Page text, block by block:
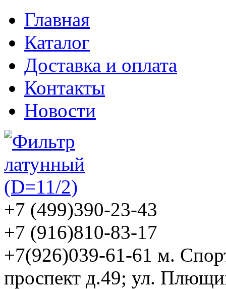
Главная
Каталог
Доставка и оплата
Контакты
Новости
+7 (499)390-23-43
+7 (916)810-83-17
+7(926)039-61-61 м.
проспект д.49; ул.